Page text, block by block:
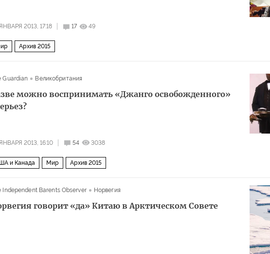
2013, 17:18 17 49
Архив 2015
Guardian Великобритания
можно воспринимать «Джанго освобожденного»
2013, 16:10 54 3038
и Канада Мир Архив 2015
Independent Barents Observer Норвегия
говорит «да» Китаю в Арктическом Совете